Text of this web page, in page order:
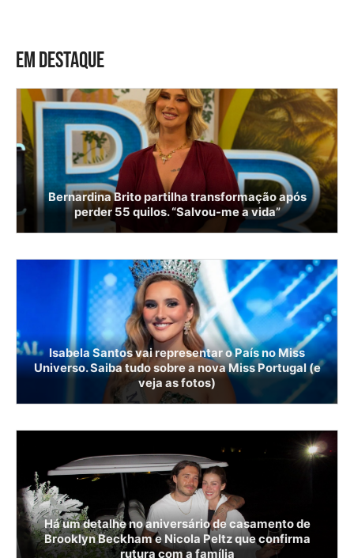
EM DESTAQUE
Bernardina Brito partilha transformação após
perder 55 quilos. “Salvou-me a vida”
Isabela Santos vai representar o País no Miss
Universo. Saiba tudo sobre a nova Miss Portugal (e
veja as fotos)
Há um detalhe no aniversário de casamento de
Brooklyn Beckham e Nicola Peltz que confirma
rutura com a família